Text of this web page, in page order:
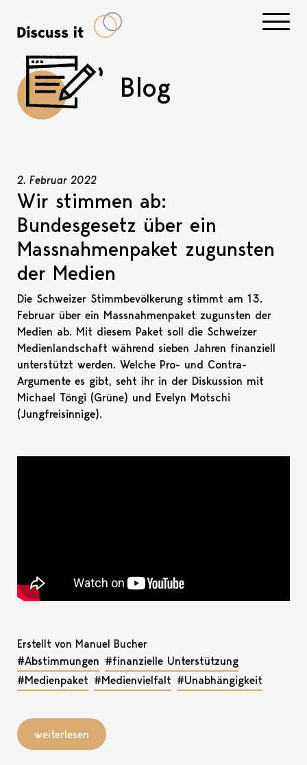
Blog
2. Februar 2022
Wir stimmen ab:
Bundesgesetz über ein
Massnahmenpaket zugunsten
der Medien
Die Schweizer Stimmbevölkerung stimmt am 13.
Februar über ein Massnahmenpaket zugunsten der
Medien ab. Mit diesem Paket soll die Schweizer
Medienlandschaft während sieben Jahren finanziell
unterstützt werden. Welche Pro- und Contra-
Argumente es gibt, seht ihr in der Diskussion mit
Michael Töngi (Grüne) und Evelyn Motschi
(Jungfreisinnige).
Erstellt von Manuel Bucher
#Abstimmungen #finanzielle Unterstützung
#Medienpaket #Medienvielfalt #Unabhängigkeit
weiterlesen